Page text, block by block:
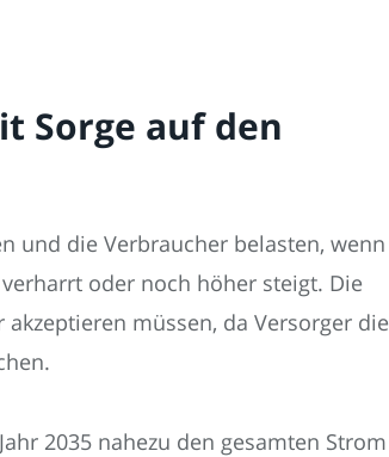
Sorge auf den
und die Verbraucher belasten, wenn
oder noch höher steigt. Die
müssen, da Versorger die
2035 nahezu den gesamten Strom